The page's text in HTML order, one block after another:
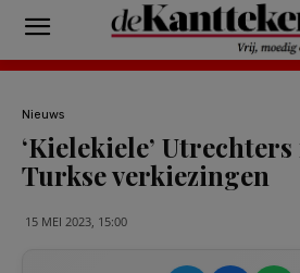
Nieuws
‘Kielekiele’
Turkse verkiezingen
15 MEI 2023, 15:00